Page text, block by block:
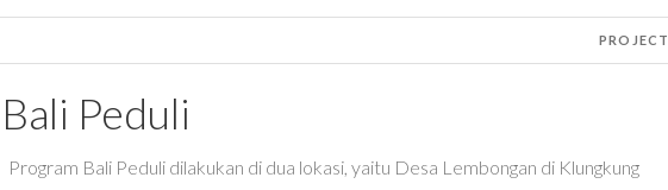
PROJECT
Bali Peduli
Program Bali Peduli dilakukan di dua lokasi, yaitu Desa Lembongan di Klungkung